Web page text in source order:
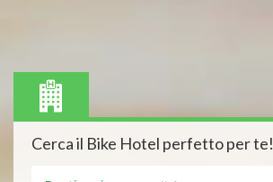
Cerca il Bike Hotel perfetto per te!